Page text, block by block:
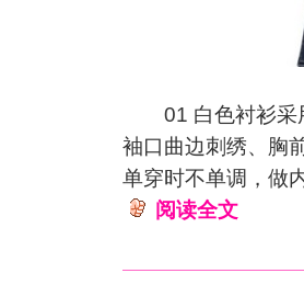
01 白色衬衫采
袖口曲边刺绣、胸
单穿时不单调，做
阅读全文